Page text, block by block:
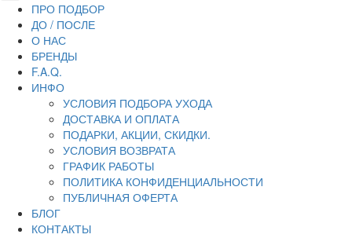
ПРО ПОДБОР
ДО / ПОСЛЕ
О НАС
БРЕНДЫ
F.A.Q.
ИНФО
УСЛОВИЯ ПОДБОРА УХОДА
ДОСТАВКА И ОПЛАТА
ПОДАРКИ, АКЦИИ, СКИДКИ.
УСЛОВИЯ ВОЗВРАТА
ГРАФИК РАБОТЫ
ПОЛИТИКА КОНФИДЕНЦИАЛЬНОСТИ
ПУБЛИЧНАЯ ОФЕРТА
БЛОГ
КОНТАКТЫ